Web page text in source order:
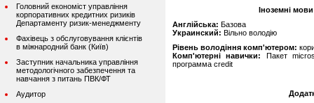
Головний економіст управління
корпоративних кредитних ризиків
Департаменту ризик-менеджменту
Фахівець з обслуговування клієнтів
в міжнародний банк (Київ)
Заступник начальника управління
методологічного забезпечення та
навчання з питань ПВК/ФТ
Аудитор
Іноземні
Англійська: Базова
Украинский: Вільно володію
Рівень володіння комп'ютером:
Комп'ютерні навички:
Пакет
программа credit